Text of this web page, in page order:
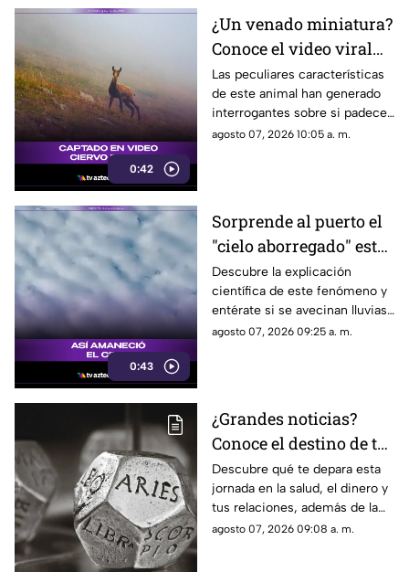
0:42
¿Un venado miniatura?
Conoce el video viral
que causa asombro en
redes sociales
Las peculiares características
de este animal han generado
interrogantes sobre si padece
una malformación congénita.
agosto 07, 2026 10:05 a. m.
0:43
Sorprende al puerto el
"cielo aborregado" este
viernes: ¿Qué nos
espera en el clima?
Descubre la explicación
científica de este fenómeno y
entérate si se avecinan lluvias
o buen tiempo.
agosto 07, 2026 09:25 a. m.
¿Grandes noticias?
Conoce el destino de tu
signo para este viernes
Descubre qué te depara esta
jornada en la salud, el dinero y
tus relaciones, además de la
palabra clave para guiar tus
agosto 07, 2026 09:08 a. m.